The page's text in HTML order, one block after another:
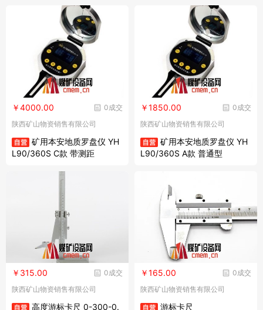
0成交
￥4000.00
陕西矿山物资销售有限公司
矿用本安地质罗盘仪 YH
L90/360S C款 带测距
0成交
￥1850.00
陕西矿山物资销售有限公司
矿用本安地质罗盘仪 YH
L90/360S A款 普通型
0成交
￥315.00
陕西矿山物资销售有限公司
高度游标卡尺 0-300-0.
0成交
￥165.00
陕西矿山物资销售有限公司
游标卡尺